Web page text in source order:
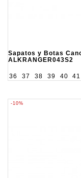
Sapatos y Botas
ALKRANGER043S2
36 37 38 39 40 41
-10%